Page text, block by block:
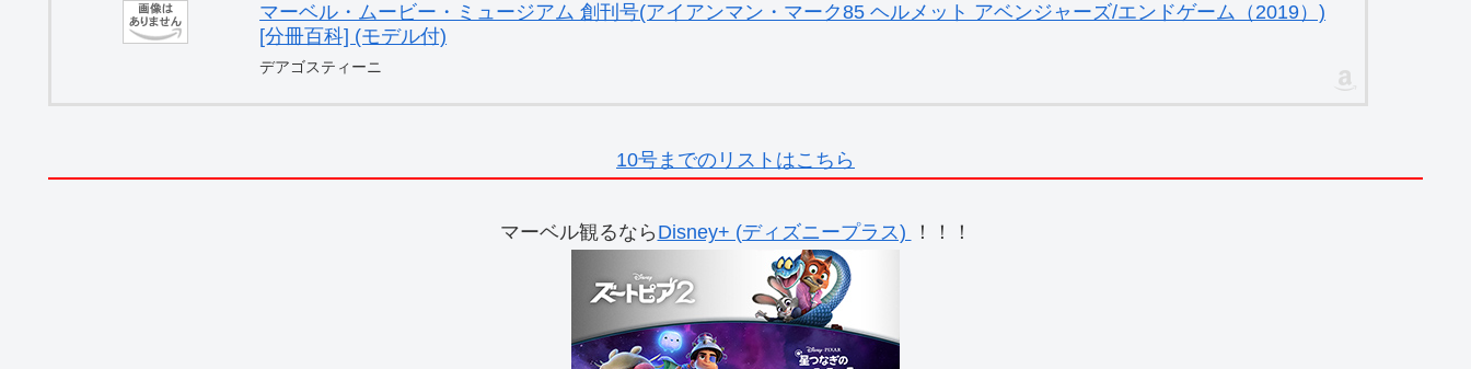
マーベル・ムービー・ミュージアム 創刊号(アイアンマン・マーク85 ヘルメット アベンジャーズ/エンドゲーム（2019）)
[分冊百科] (モデル付)
デアゴスティーニ
10号までのリストはこちら
マーベル観るなら Disney+ (ディズニープラス) ！！！